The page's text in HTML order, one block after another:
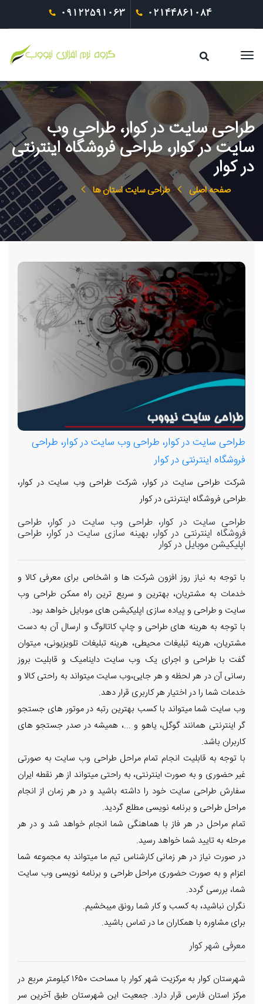
09122591063 02144861084
طراحی سایت در کوار، طراحی وب
سایت در کوار، طراحی فروشگاه اینترنتی
در کوار
صفحه اصلی طراحی سایت استان ها
طراحی سایت در کوار، طراحی وب سایت در کوار، طراحی
فروشگاه اینترنتی در کوار
شرکت طراحی سایت در کوار، شرکت طراحی وب سایت در کوار،
طراحی فروشگاه اینترنتی در کوار
طراحی سایت در کوار، طراحی وب سایت در کوار، طراحی
فروشگاه اینترنتی در کوار، بهینه سازی سایت در کوار، طراحی
اپلیکیشن موبایل در کوار
با توجه به نیاز روز افزون شرکت ها و اشخاص برای معرفی کالا و
خدمات به مشتریان، بهترین و سریع ترین راه ممکن طراحی وب
سایت و طراحی و پیاده سازی اپلیکیشن های موبایل خواهد بود.
با توجه به هرینه های طراحی و چاپ کاتالوگ و ارسال آن به دست
مشتریان، هرینه تبلیغات محیطی، هرینه تبلیغات تلویزیونی، میتوان
گفت با طراحی و اجرای یک وب سایت داینامیک و قابلیت بروز
رسانی آن در هر لحظه و هر جایی،وب سایت میتواند به راحتی کالا و
خدمات شما را در اختیار هر کاربری قرار دهد.
وب سایت شما میتواند با کسب بهترین رتبه در موتور های جستجو
گر اینترنتی همانند گوگل، یاهو و ...، همیشه در صدر جستجو های
کاربران باشد.
با توجه به قابلیت انجام تمام مراحل طراحی وب سایت به صورتی
غیر حضوری و به صورت اینترنتی، به راحتی میتواند از هر نقطه ایران
سفارش طراحی سایت خود را داشته باشید و در هر زمان از انجام
مراحل طراحی و برنامه نویسی مطلع گردید.
تمام مراحل در هر فاز با هماهنگی شما انجام خواهد شد و در هر
مرحله به تایید شما خواهد رسید.
در صورت نیاز در هر زمانی کارشناس تیم ما میتواند به مجموعه شما
اعزام و به صورت حضوری مراحل طراحی و برنامه نویسی وب سایت
شما، بررسی گردد.
نگران نباشید، به کسب و کار شما رونق میبخشیم.
برای مشاوره با همکاران ما در تماس باشید.
معرفی شهر کوار
شهرستان کوار به مرکزیت شهر کوار با مساحت ۱۶۵۰ کیلومتر مربع در
مرکز استان فارس قرار دارد. جمعیت این شهرستان طبق آخرین سر